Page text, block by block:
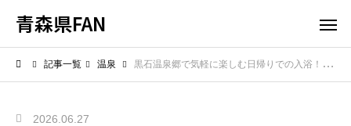
青森県FAN
記事一覧 温泉 黒石温泉郷で気軽に楽しむ日帰りでの入浴！個性豊かな名湯で心身を癒やす
2026.06.27